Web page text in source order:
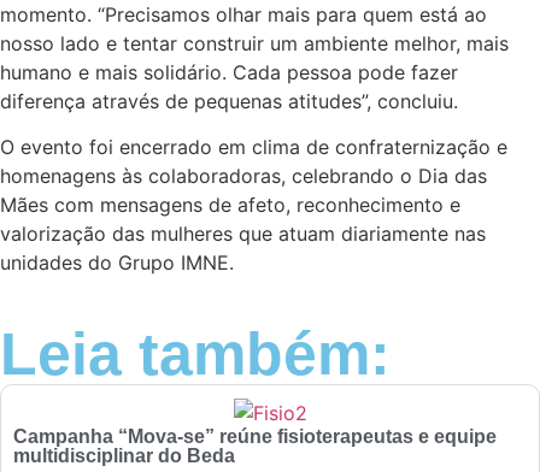
momento. “Precisamos olhar mais para quem está ao
nosso lado e tentar construir um ambiente melhor, mais
humano e mais solidário. Cada pessoa pode fazer
diferença através de pequenas atitudes”, concluiu.
O evento foi encerrado em clima de confraternização e
homenagens às colaboradoras, celebrando o Dia das
Mães com mensagens de afeto, reconhecimento e
valorização das mulheres que atuam diariamente nas
unidades do Grupo IMNE.
Leia também:
Campanha “Mova-se” reúne fisioterapeutas e equipe
multidisciplinar do Beda